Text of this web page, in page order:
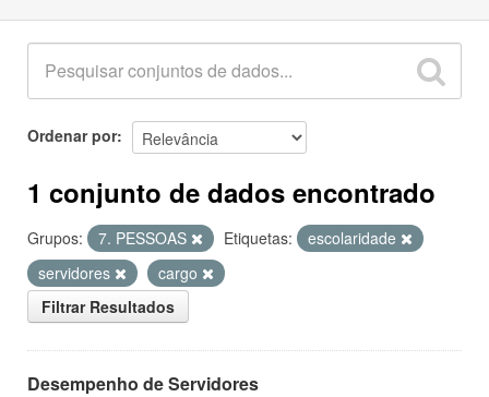
Ordenar por
1 conjunto de dados encontrado
Grupos: 7. PESSOAS Etiquetas:
escolaridade
servidores
cargo
Filtrar Resultados
Desempenho de Servidores